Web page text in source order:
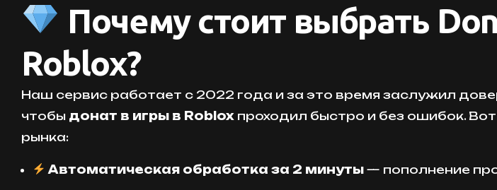
Почему стоит выбрать
Roblox?
Наш сервис работает с 2022 года и за это время заслужил
чтобы донат в игры в Roblox проходил быстро и без ошибок.
рынка:
Автоматическая обработка за 2 минуты — пополнение